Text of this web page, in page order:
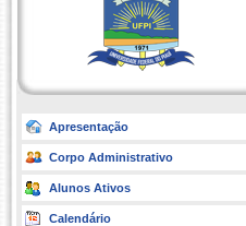
Apresentação
Corpo Administrativo
Alunos Ativos
Calendário